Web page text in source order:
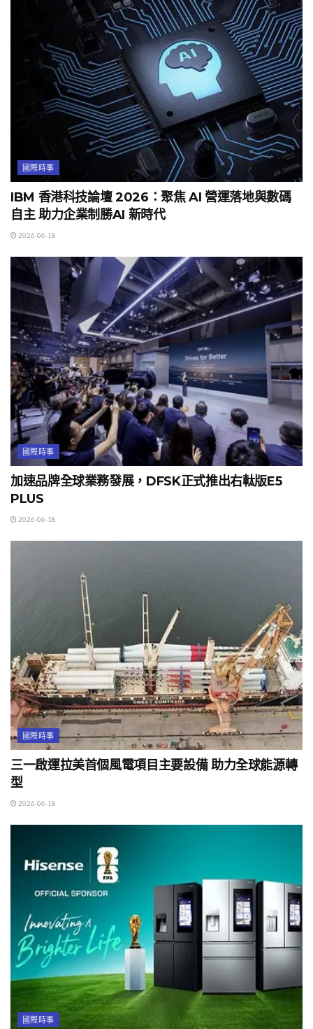
國際時事
IBM 香港科技論壇 2026：聚焦 AI 營運落地與數碼
自主 助力企業制勝AI 新時代
2026-06-18
國際時事
加速品牌全球業務發展，DFSK正式推出右軚版E5
PLUS
2026-06-18
國際時事
三一啟運拉美首個風電項目主要設備 助力全球能源轉
型
2026-06-18
國際時事